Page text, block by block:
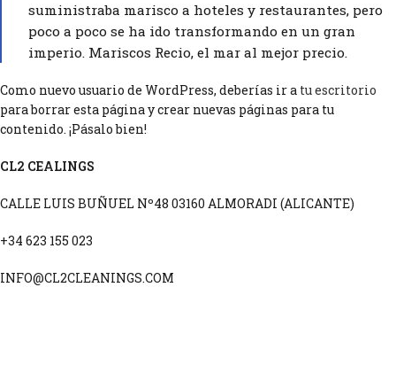
suministraba marisco a hoteles y restaurantes, pero
poco a poco se ha ido transformando en un gran
imperio. Mariscos Recio, el mar al mejor precio.
Como nuevo usuario de WordPress, deberías ir a tu escritorio
para borrar esta página y crear nuevas páginas para tu
contenido. ¡Pásalo bien!
CL2 CEALINGS
CALLE LUIS BUÑUEL Nº48 03160 ALMORADI (ALICANTE)
+34 623 155 023
INFO@CL2CLEANINGS.COM